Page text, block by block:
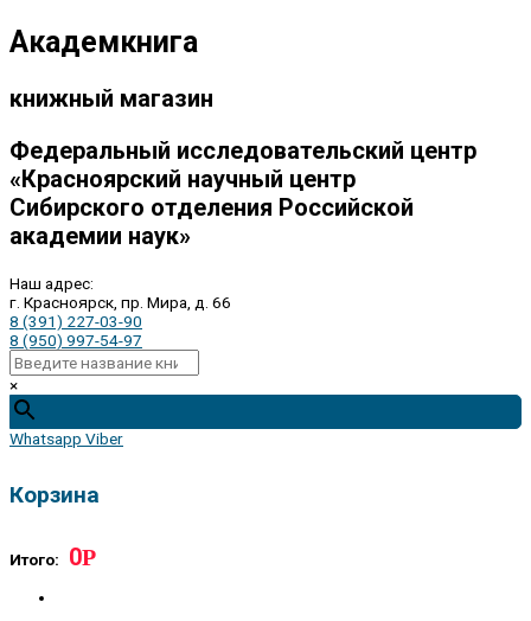
Академкнига
книжный магазин
Федеральный исследовательский центр
«Красноярский научный центр
Сибирского отделения Российской
академии наук»
Наш адрес:
г. Красноярск, пр. Мира, д. 66
8 (391) 227-03-90
8 (950) 997-54-97
×
Whatsapp Viber
Корзина
Итого: 0Р